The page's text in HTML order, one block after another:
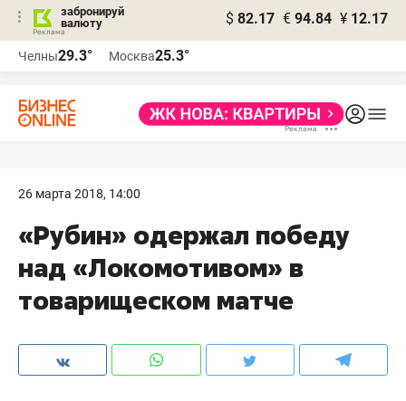
забронируй
валюту
$ 82.17 € 94.84 ¥ 12.17
Челны29.3° Москва25.3°
26 марта 2018, 14:00
«Рубин» одержал победу
над «Локомотивом» в
товарищеском матче